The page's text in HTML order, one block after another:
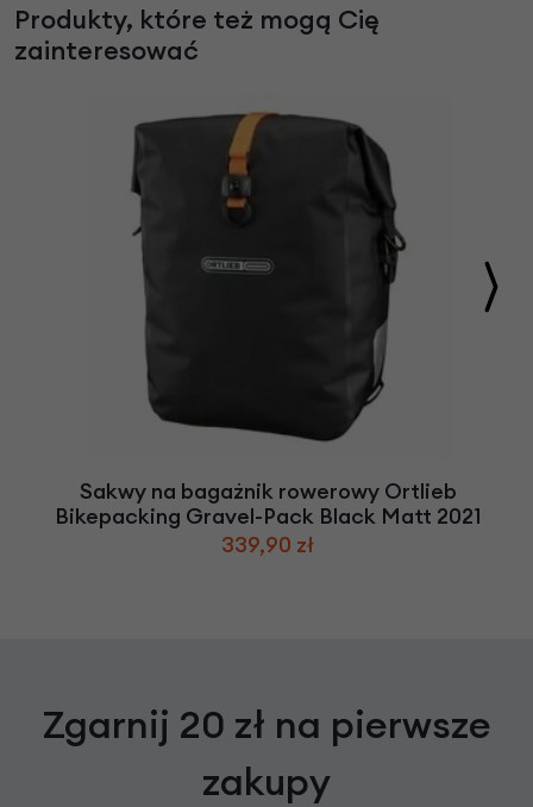
Produkty, które też mogą Cię
zainteresować
Sakwy na bagażnik rowerowy Ortlieb
Bikepacking Gravel-Pack Black Matt 2021
339,90 zł
Zgarnij 20 zł na pierwsze
zakupy